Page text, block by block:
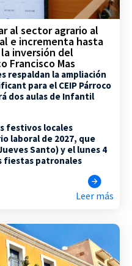
al sector agrario al
e incrementa hasta
inversión del
Francisco Mas
respaldan la ampliación
para el CEIP Párroco
dos aulas de Infantil
festivos locales
laboral de 2027, que
Santo) y el lunes 4
fiestas patronales
Leer más